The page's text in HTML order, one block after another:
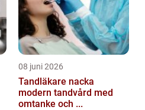
08 juni 2026
Tandläkare nacka
modern tandvård med
omtanke och ...